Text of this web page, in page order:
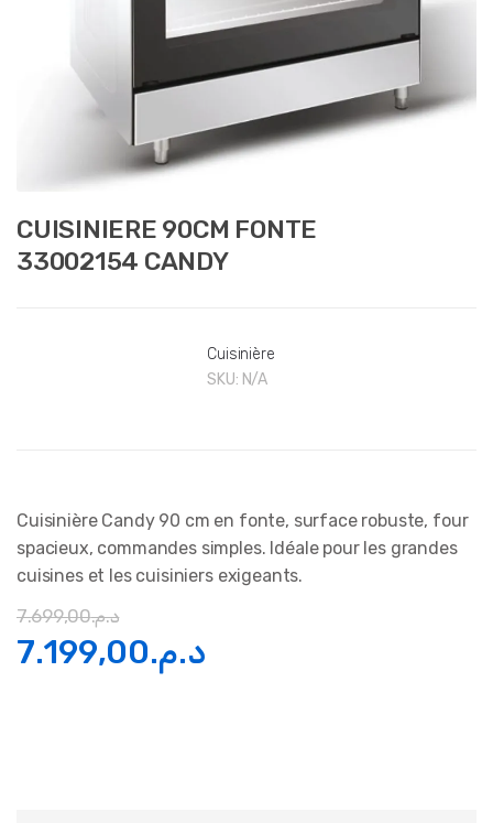
CUISINIERE 90CM FONTE
33002154 CANDY
Cuisinière
SKU: N/A
Cuisinière Candy 90 cm en fonte, surface robuste, four
spacieux, commandes simples. Idéale pour les grandes
cuisines et les cuisiniers exigeants.
د.م.7.699,00
Le
د.م.7.199,00
Le